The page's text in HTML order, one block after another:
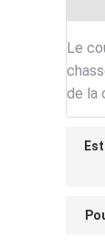
Le
de la